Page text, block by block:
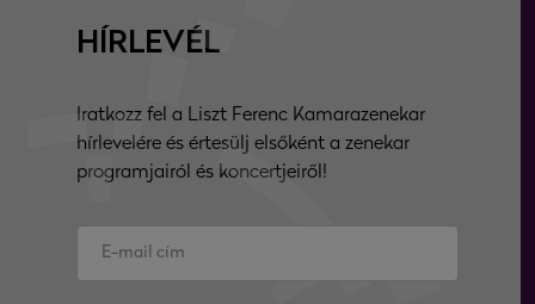
HÍRLEVÉL
Iratkozz fel a Liszt Ferenc Kamarazenekar
hírlevelére és értesülj elsőként a zenekar
programjairól és koncertjeiről!